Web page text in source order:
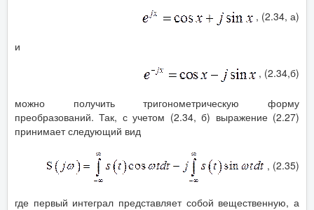
, (2.34, а)
и
, (2.34,б)
можно получить тригонометрическую форму
преобразований. Так, с учетом (2.34, б) выражение (2.27)
принимает следующий вид
, (2.35)
где первый интеграл представляет собой вещественную, а